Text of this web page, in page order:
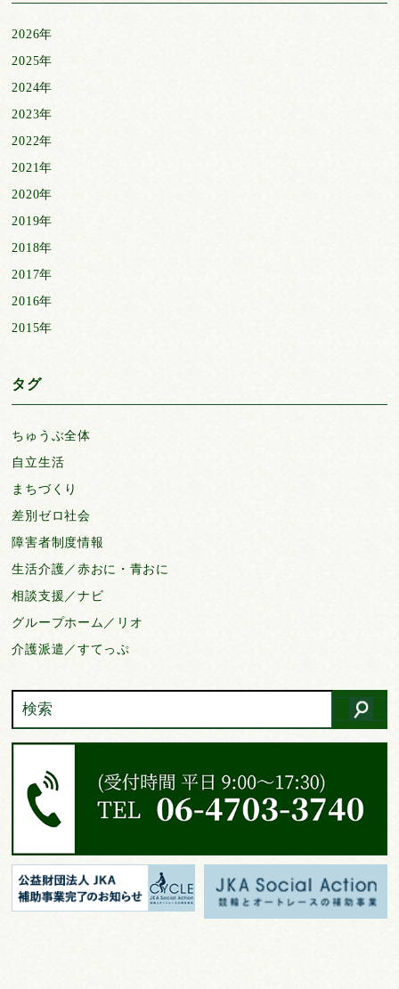
2026年
2025年
2024年
2023年
2022年
2021年
2020年
2019年
2018年
2017年
2016年
2015年
タグ
ちゅうぶ全体
自立生活
まちづくり
差別ゼロ社会
障害者制度情報
生活介護／赤おに・青おに
相談支援／ナビ
グループホーム／リオ
介護派遣／すてっぷ